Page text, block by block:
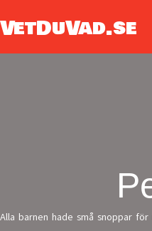
VetDuVad.se
Alla barnen hade små snoppar